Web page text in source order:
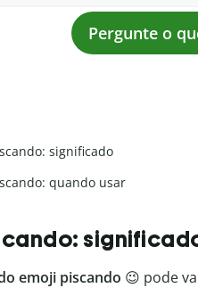
Pergunte o
significado
quando usar
emoji piscando 😉 pode